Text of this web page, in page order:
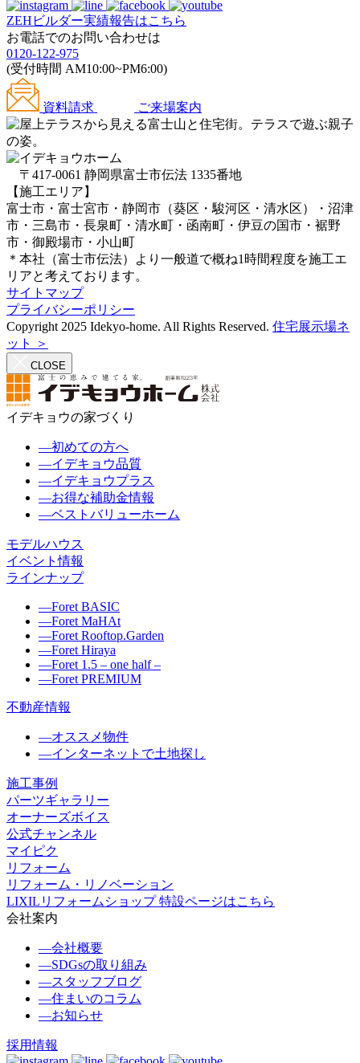
ZEHビルダー実績報告はこちら
お電話でのお問い合わせは
0120-122-975
(受付時間 AM10:00~PM6:00)
資料請求 ご来場案内
〒417-0061 静岡県富士市伝法 1335番地
【施工エリア】
富士市・富士宮市・静岡市（葵区・駿河区・清水区）・沼津
市・三島市・長泉町・清水町・函南町・伊豆の国市・裾野
市・御殿場市・小山町
＊本社（富士市伝法）より一般道で概ね1時間程度を施工エ
リアと考えております。
サイトマップ
プライバシーポリシー
Copyright 2025 Idekyo-home. All Rights Reserved. 住宅展示場ネ
ット ＞
CLOSE
イデキョウの家づくり
―初めての方へ
―イデキョウ品質
―イデキョウプラス
―お得な補助金情報
―ベストバリューホーム
モデルハウス
イベント情報
ラインナップ
―Foret BASIC
―Foret MaHAt
―Foret Rooftop.Garden
―Foret Hiraya
―Foret 1.5 – one half –
―Foret PREMIUM
不動産情報
―オススメ物件
―インターネットで土地探し
施工事例
パーツギャラリー
オーナーズボイス
公式チャンネル
マイピク
リフォーム
リフォーム・リノベーション
LIXILリフォームショップ 特設ページはこちら
会社案内
―会社概要
―SDGsの取り組み
―スタッフブログ
―住まいのコラム
―お知らせ
採用情報